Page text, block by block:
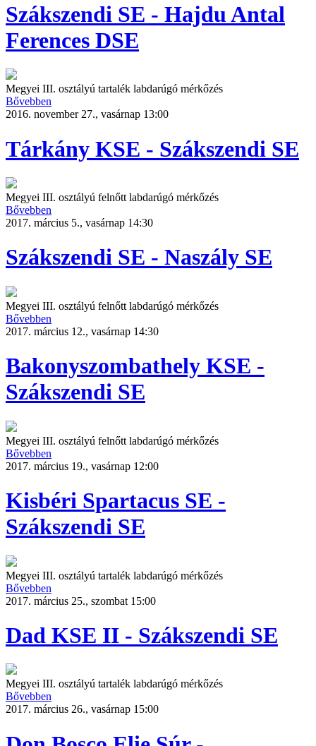
Szákszendi SE - Hajdu Antal
Ferences DSE
Megyei III. osztályú tartalék labdarúgó mérkőzés
Bővebben
2016. november 27., vasárnap 13:00
Tárkány KSE - Szákszendi SE
Megyei III. osztályú felnőtt labdarúgó mérkőzés
Bővebben
2017. március 5., vasárnap 14:30
Szákszendi SE - Naszály SE
Megyei III. osztályú felnőtt labdarúgó mérkőzés
Bővebben
2017. március 12., vasárnap 14:30
Bakonyszombathely KSE -
Szákszendi SE
Megyei III. osztályú felnőtt labdarúgó mérkőzés
Bővebben
2017. március 19., vasárnap 12:00
Kisbéri Spartacus SE -
Szákszendi SE
Megyei III. osztályú tartalék labdarúgó mérkőzés
Bővebben
2017. március 25., szombat 15:00
Dad KSE II - Szákszendi SE
Megyei III. osztályú tartalék labdarúgó mérkőzés
Bővebben
2017. március 26., vasárnap 15:00